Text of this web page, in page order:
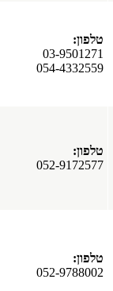
טלפון:
03-9501271
054-4332559
טלפון:
052-9172577
טלפון:
052-9788002